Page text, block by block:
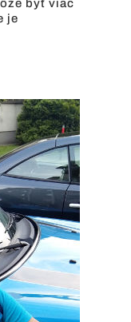
byť viac
je